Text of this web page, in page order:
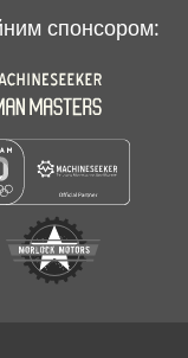
спонсором: